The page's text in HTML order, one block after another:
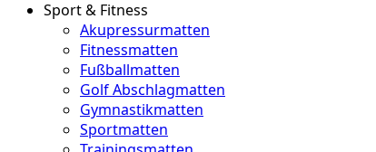
Sport & Fitness
Akupressurmatten
Fitnessmatten
Fußballmatten
Golf Abschlagmatten
Gymnastikmatten
Sportmatten